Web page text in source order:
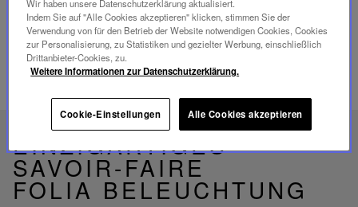
EINZIGARTIGES
SAVOIR-FAIRE
FOLIA BELEUCHTUNG
Wir haben unsere Datenschutzerklärung aktualisiert.
Indem Sie auf "Alle Cookies akzeptieren" klicken, stimmen Sie der
Verwendung von für den Betrieb der Website notwendigen Cookies, Cookies
zur Personalisierung, zu Statistiken und gezielter Werbung, einschließlich
Drittanbieter-Cookies, zu.
Weitere Informationen zur Datenschutzerklärung.
Cookie-Einstellungen Alle Cookies akzeptieren